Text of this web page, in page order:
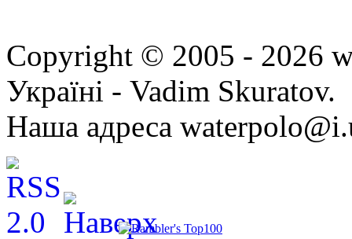
Copyright © 2005 - 2026
Україні - Vadim Skuratov.
Наша адреса